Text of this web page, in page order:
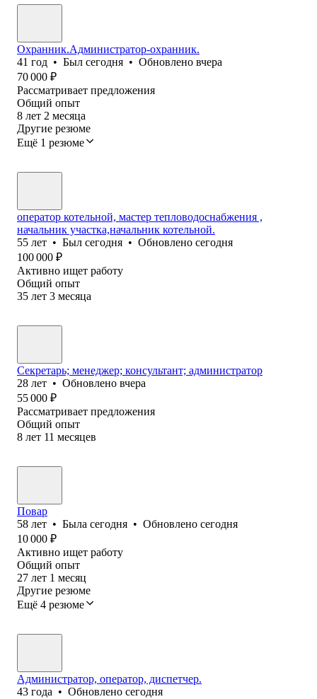
Охранник.Администратор-охранник.
41 год • Был сегодня • Обновлено вчера
70 000 ₽
Рассматривает предложения
Общий опыт
8 лет 2 месяца
Другие резюме
Ещё 1 резюме
оператор котельной, мастер тепловодоснабжения ,
начальник участка,начальник котельной.
55 лет • Был сегодня • Обновлено сегодня
100 000 ₽
Активно ищет работу
Общий опыт
35 лет 3 месяца
Секретарь; менеджер; консультант; администратор
28 лет • Обновлено вчера
55 000 ₽
Рассматривает предложения
Общий опыт
8 лет 11 месяцев
Повар
58 лет • Была сегодня • Обновлено сегодня
10 000 ₽
Активно ищет работу
Общий опыт
27 лет 1 месяц
Другие резюме
Ещё 4 резюме
Администратор, оператор, диспетчер.
43 года • Обновлено сегодня